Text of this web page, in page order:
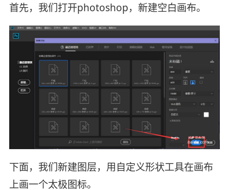
首先，我们打开photoshop，新建空白画布。
下面，我们新建图层，用自定义形状工具在画布
上画一个太极图标。